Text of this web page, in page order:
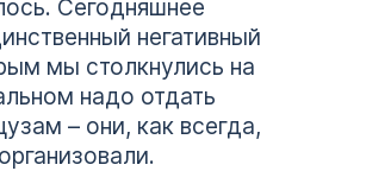
Сегодняшнее
негативный
мы столкнулись на
надо отдать
– они, как всегда,